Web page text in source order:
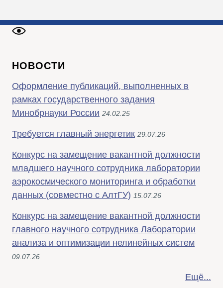
НОВОСТИ
Оформление публикаций, выполненных в
рамках государственного задания
Минобрнауки России 24.02.25
Требуется главный энергетик 29.07.26
Конкурс на замещение вакантной должности
младшего научного сотрудника лаборатории
аэрокосмического мониторинга и обработки
данных (совместно с АлтГУ) 15.07.26
Конкурс на замещение вакантной должности
главного научного сотрудника Лаборатории
анализа и оптимизации нелинейных систем
09.07.26
Ещё...